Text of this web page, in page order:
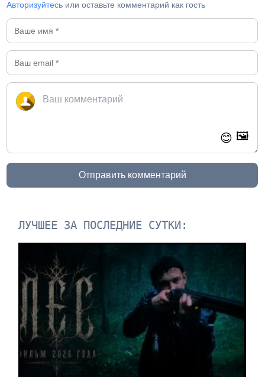
Авторизуйтесь или оставьте комментарий как гость
😊 🖼️
Отправить комментарий
ЛУЧШЕЕ ЗА ПОСЛЕДНИЕ СУТКИ: